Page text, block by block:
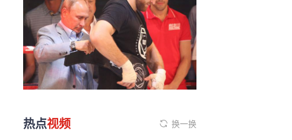
热点视频 换一换